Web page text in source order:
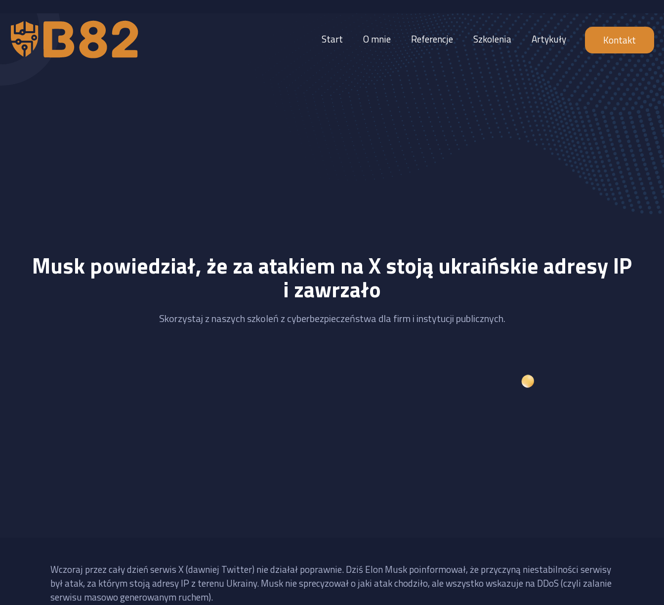
Start O mnie Referencje Szkolenia Artykuły Kontakt
Musk powiedział, że za atakiem na X stoją ukraińskie adresy IP
i zawrzało
Skorzystaj z naszych szkoleń z cyberbezpieczeństwa dla firm i instytucji publicznych.
Wczoraj przez cały dzień serwis X (dawniej Twitter) nie działał poprawnie. Dziś Elon Musk poinformował, że przyczyną niestabilności serwisy
był atak, za którym stoją adresy IP z terenu Ukrainy. Musk nie sprecyzował o jaki atak chodziło, ale wszystko wskazuje na DDoS (czyli zalanie
serwisu masowo generowanym ruchem).